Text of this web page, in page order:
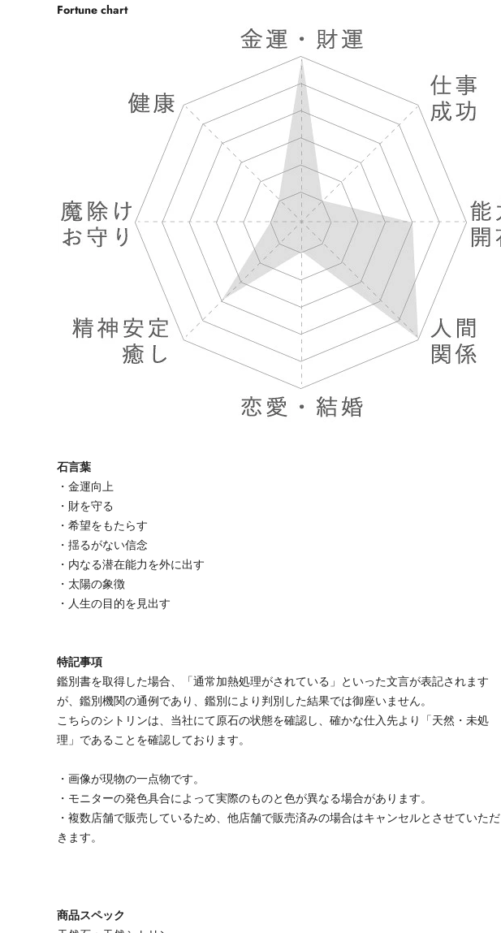
Fortune chart
石言葉
・金運向上
・財を守る
・希望をもたらす
・揺るがない信念
・内なる潜在能力を外に出す
・太陽の象徴
・人生の目的を見出す
特記事項
鑑別書を取得した場合、「通常加熱処理がされている」といった文言が表記されます
が、鑑別機関の通例であり、鑑別により判別した結果では御座いません。
こちらのシトリンは、当社にて原石の状態を確認し、確かな仕入先より「天然・未処
理」であることを確認しております。
・画像が現物の一点物です。
・モニターの発色具合によって実際のものと色が異なる場合があります。
・複数店舗で販売しているため、他店舗で販売済みの場合はキャンセルとさせていただ
きます。
商品スペック